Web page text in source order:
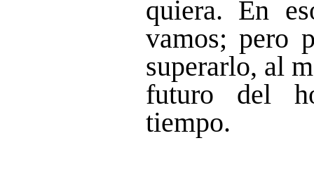
quiera. En
vamos; pero
superarlo, al
futuro del
tiempo.